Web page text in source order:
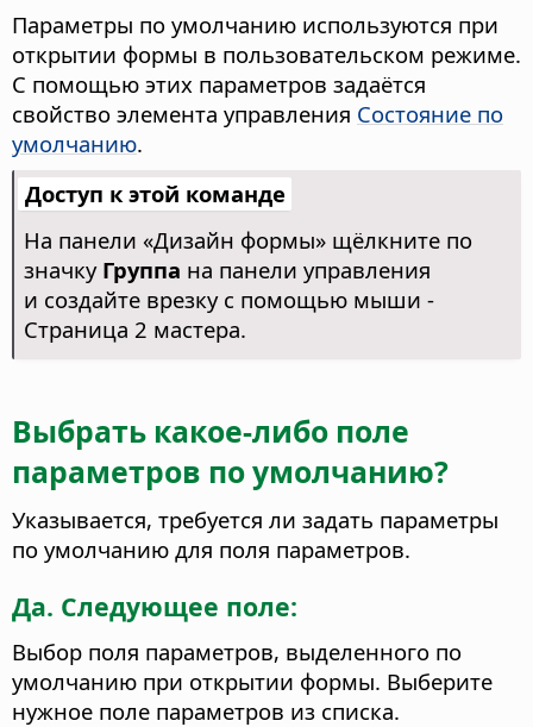
Параметры по умолчанию используются при
открытии формы в пользовательском режиме.
С помощью этих параметров задаётся
свойство элемента управления Состояние по
умолчанию.
Доступ к этой команде
На панели «Дизайн формы» щёлкните по
значку Группа на панели управления
и создайте врезку с помощью мыши -
Страница 2 мастера.
Выбрать какое-либо поле
параметров по умолчанию?
Указывается, требуется ли задать параметры
по умолчанию для поля параметров.
Да. Следующее поле:
Выбор поля параметров, выделенного по
умолчанию при открытии формы. Выберите
нужное поле параметров из списка.